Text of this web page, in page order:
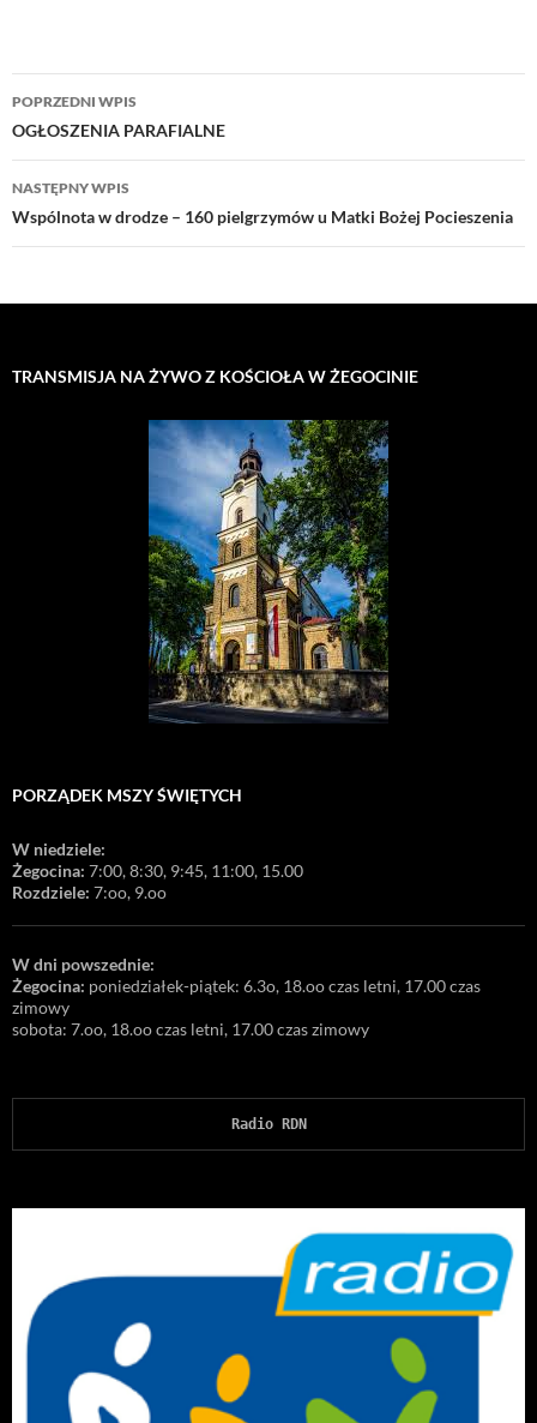
Nawigacja
wpisu
POPRZEDNI WPIS
OGŁOSZENIA PARAFIALNE
NASTĘPNY WPIS
Wspólnota w drodze – 160 pielgrzymów u Matki Bożej Pocieszenia
TRANSMISJA NA ŻYWO Z KOŚCIOŁA W ŻEGOCINIE
PORZĄDEK MSZY ŚWIĘTYCH
W niedziele:
Żegocina: 7:00, 8:30, 9:45, 11:00, 15.00
Rozdziele: 7:oo, 9.oo
W dni powszednie:
Żegocina: poniedziałek-piątek: 6.3o, 18.oo czas letni, 17.00 czas
zimowy
sobota: 7.oo, 18.oo czas letni, 17.00 czas zimowy
Radio RDN